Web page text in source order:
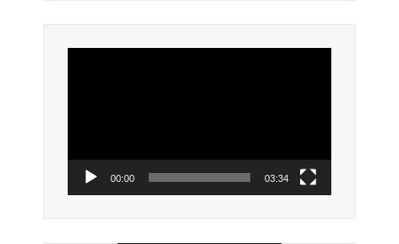
00:00 03:34